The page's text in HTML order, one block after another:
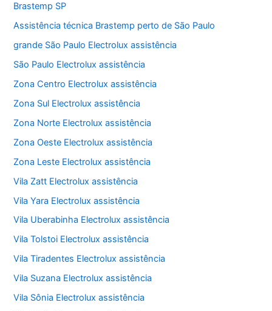
Brastemp SP
Assistência técnica Brastemp perto de São Paulo
grande São Paulo Electrolux assistência
São Paulo Electrolux assistência
Zona Centro Electrolux assistência
Zona Sul Electrolux assistência
Zona Norte Electrolux assistência
Zona Oeste Electrolux assistência
Zona Leste Electrolux assistência
Vila Zatt Electrolux assistência
Vila Yara Electrolux assistência
Vila Uberabinha Electrolux assistência
Vila Tolstoi Electrolux assistência
Vila Tiradentes Electrolux assistência
Vila Suzana Electrolux assistência
Vila Sônia Electrolux assistência